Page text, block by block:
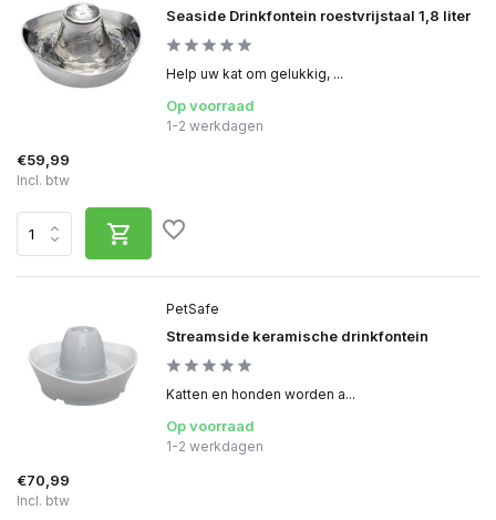
PetSafe
Streamside keramische drinkfontein
Katten en honden worden a...
Op voorraad
1-2 werkdagen
€70,99
Incl. btw
Seaside Drinkfontein roestvrijstaal 1,8 liter
Help uw kat om gelukkig, ...
Op voorraad
1-2 werkdagen
€59,99
Incl. btw